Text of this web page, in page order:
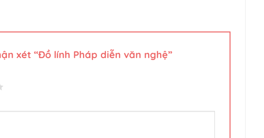
xét “Đồ lính Pháp diễn văn nghệ”